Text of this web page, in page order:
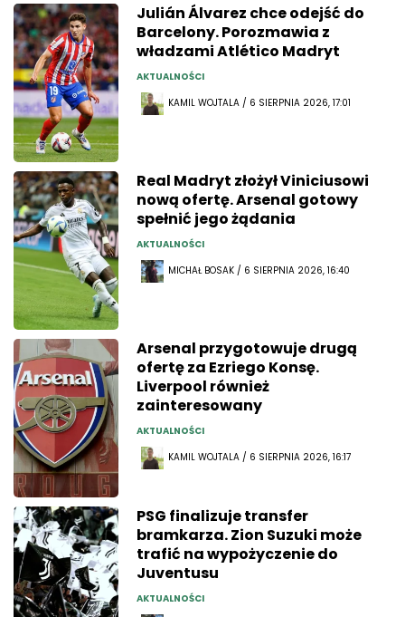
Julián Álvarez chce odejść do
Barcelony. Porozmawia z
władzami Atlético Madryt
AKTUALNOŚCI
KAMIL WOJTALA / 6 SIERPNIA 2026, 17:01
Real Madryt złożył Viniciusowi
nową ofertę. Arsenal gotowy
spełnić jego żądania
AKTUALNOŚCI
MICHAŁ BOSAK / 6 SIERPNIA 2026, 16:40
Arsenal przygotowuje drugą
ofertę za Ezriego Konsę.
Liverpool również
zainteresowany
AKTUALNOŚCI
KAMIL WOJTALA / 6 SIERPNIA 2026, 16:17
PSG finalizuje transfer
bramkarza. Zion Suzuki może
trafić na wypożyczenie do
Juventusu
AKTUALNOŚCI